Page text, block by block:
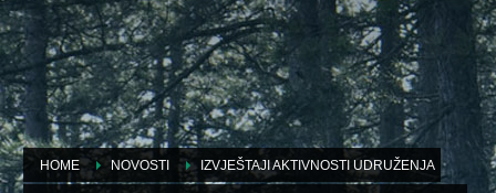
HOME NOVOSTI IZVJEŠTAJI AKTIVNOSTI UDRUŽENJA